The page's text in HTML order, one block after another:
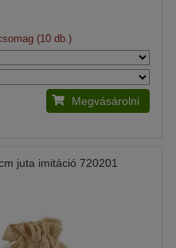
(10 db.)
Megvásárolni
juta imitáció 720201